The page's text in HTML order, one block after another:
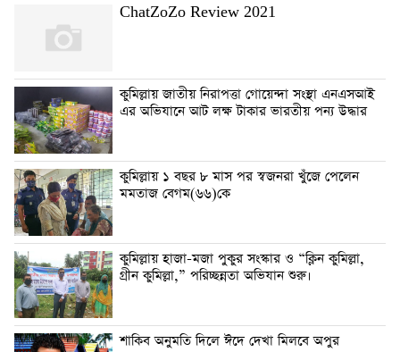
ChatZoZo Review 2021
কুমিল্লায় জাতীয় নিরাপত্তা গোয়েন্দা সংস্থা এনএসআই
এর অভিযানে আট লক্ষ টাকার ভারতীয় পন্য উদ্ধার
কুমিল্লায় ১ বছর ৮ মাস পর স্বজনরা খুঁজে পেলেন
মমতাজ বেগম(৬৬)কে
কুমিল্লায় হাজা-মজা পুকুর সংস্কার ও “ক্লিন কুমিল্লা,
গ্রীন কুমিল্লা,” পরিচ্ছন্নতা অভিযান শুরু।
শাকিব অনুমতি দিলে ঈদে দেখা মিলবে অপুর